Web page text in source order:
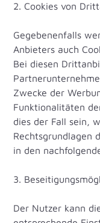
2. Cookies von
Gegebenenfalls
Anbieters auch
Bei diesen
Zwecke der
Funktionalitäten
dies der Fall sein,
Rechtsgrundlagen
in den
3.
Der Nutzer kann